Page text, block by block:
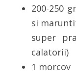
200-250
si
super
calatorii)
1 morcov